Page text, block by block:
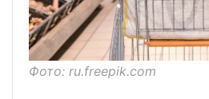
Фото: ru.freepik.com